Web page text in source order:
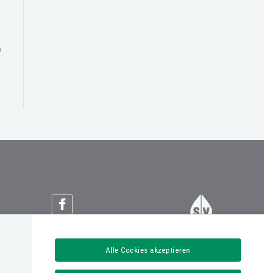
Alle Cookies akzeptieren
Österreichische Sozialversicherung
Dachverband der Sozialversicherungsträger